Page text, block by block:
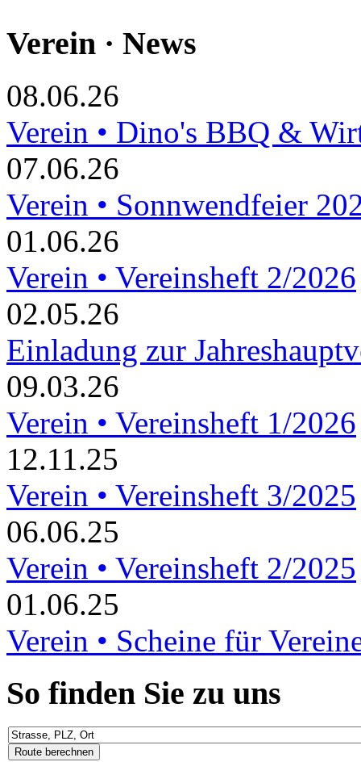
Verein · News
08.06.26
Verein • Dino's BBQ &
07.06.26
Verein • Sonnwendfeier
01.06.26
Verein • Vereinsheft 2/2026
02.05.26
Einladung zur
09.03.26
Verein • Vereinsheft 1/2026
12.11.25
Verein • Vereinsheft 3/2025
06.06.25
Verein • Vereinsheft 2/2025
01.06.25
Verein • Scheine für
So finden Sie zu uns